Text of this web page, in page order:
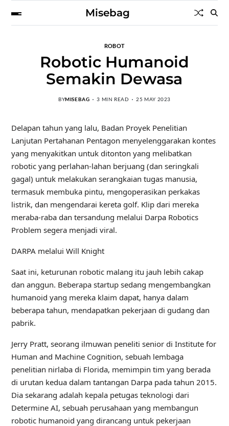
Misebag
ROBOT
Robotic Humanoid
Semakin Dewasa
BYMISEBAG 3 MIN READ 25 MAY 2023
Delapan tahun yang lalu, Badan Proyek Penelitian
Lanjutan Pertahanan Pentagon menyelenggarakan kontes
yang menyakitkan untuk ditonton yang melibatkan
robotic yang perlahan-lahan berjuang (dan seringkali
gagal) untuk melakukan serangkaian tugas manusia,
termasuk membuka pintu, mengoperasikan perkakas
listrik, dan mengendarai kereta golf. Klip dari mereka
meraba-raba dan tersandung melalui Darpa Robotics
Problem segera menjadi viral.
DARPA melalui Will Knight
Saat ini, keturunan robotic malang itu jauh lebih cakap
dan anggun. Beberapa startup sedang mengembangkan
humanoid yang mereka klaim dapat, hanya dalam
beberapa tahun, mendapatkan pekerjaan di gudang dan
pabrik.
Jerry Pratt, seorang ilmuwan peneliti senior di Institute for
Human and Machine Cognition, sebuah lembaga
penelitian nirlaba di Florida, memimpin tim yang berada
di urutan kedua dalam tantangan Darpa pada tahun 2015.
Dia sekarang adalah kepala petugas teknologi dari
Determine AI, sebuah perusahaan yang membangun
robotic humanoid yang dirancang untuk pekerjaan